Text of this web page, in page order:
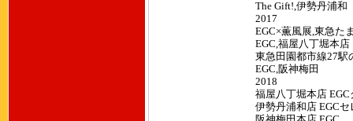
The Gift!,伊勢丹浦和
2017
EGC×薫風展,東急た
EGC,福屋八丁堀本店
東急田園都市線27駅
EGC,阪神梅田
2018
福屋八丁堀本店
伊勢丹浦和店 EGC